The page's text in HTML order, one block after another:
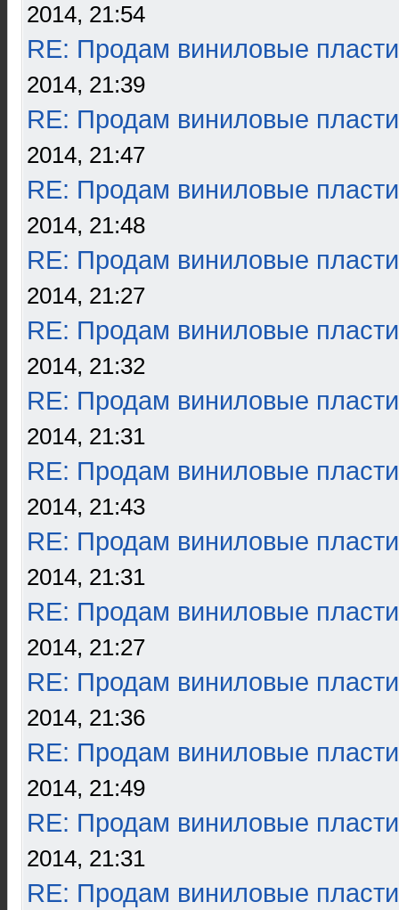
2014, 21:54
RE: Продам виниловые
2014, 21:39
RE: Продам виниловые
2014, 21:47
RE: Продам виниловые
2014, 21:48
RE: Продам виниловые
2014, 21:27
RE: Продам виниловые
2014, 21:32
RE: Продам виниловые
2014, 21:31
RE: Продам виниловые
2014, 21:43
RE: Продам виниловые
2014, 21:31
RE: Продам виниловые
2014, 21:27
RE: Продам виниловые
2014, 21:36
RE: Продам виниловые
2014, 21:49
RE: Продам виниловые
2014, 21:31
RE: Продам виниловые